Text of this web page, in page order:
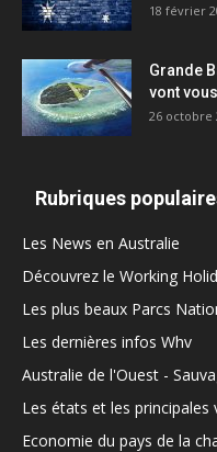
18 février
Grande
vont
26 octobre
Rubriques
Les News en Australie
Découvrez le Working
Les plus beaux Parcs
Les dernières infos Whv
Australie de l'Ouest -
Les états et les principales
Economie du pays de la